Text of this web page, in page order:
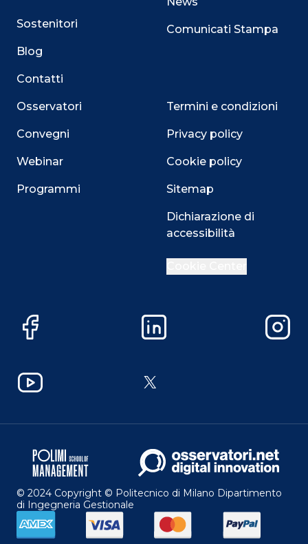
Sostenitori
Blog
Contatti
Osservatori
Convegni
Webinar
Programmi
Comunicati Stampa
Termini e condizioni
Privacy policy
Cookie policy
Sitemap
Dichiarazione di
accessibilità
Facebook LinkedIn
YouTube X
© 2024 Copyright © Politecnico di Milano Dipartimento
di Ingegneria Gestionale